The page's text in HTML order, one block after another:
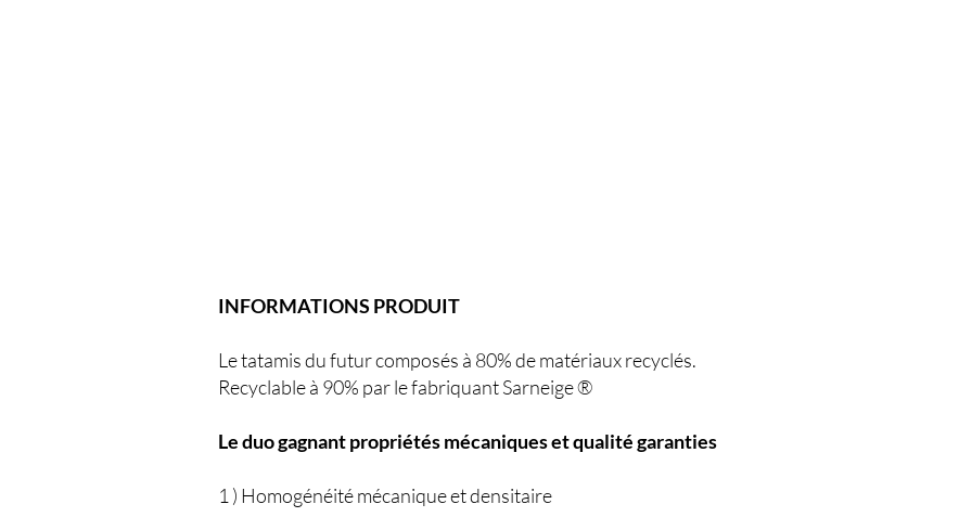
INFORMATIONS PRODUIT
Le tatamis du futur composés à 80% de matériaux recyclés.
Recyclable à 90% par le fabriquant Sarneige ®
Le duo gagnant propriétés mécaniques et qualité garanties
1 ) Homogénéité mécanique et densitaire